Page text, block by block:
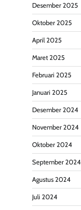
Desember 2025
Oktober 2025
April 2025
Maret 2025
Februari 2025
Januari 2025
Desember 2024
November 2024
Oktober 2024
September 2024
Agustus 2024
Juli 2024